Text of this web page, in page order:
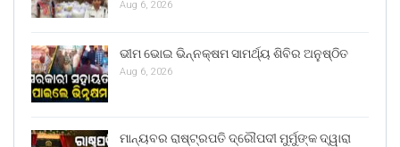
Aug 6, 2026
ଭୀମ ଭୋଇ ଭିନ୍ନକ୍ଷମ ସାମର୍ଥ୍ୟ ଶିବିର ଅନୁଷ୍ଠିତ
Aug 6, 2026
ମାନ୍ୟବର ରାଷ୍ଟ୍ରପତି ଦ୍ରୌପଦୀ ମୁର୍ମୁଙ୍କ ଦ୍ୱାରା